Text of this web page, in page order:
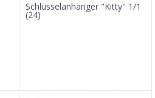
Schlüsselanhänger "Kitty" 1/1
(24)